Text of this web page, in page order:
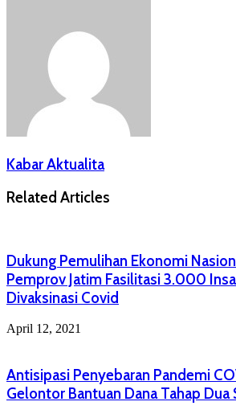
Kabar Aktualita
Related Articles
Dukung Pemulihan Ekonomi
Pemprov Jatim Fasilitasi 3.000
Divaksinasi Covid
April 12, 2021
Antisipasi Penyebaran Pandemi
Gelontor Bantuan Dana Tahap Dua